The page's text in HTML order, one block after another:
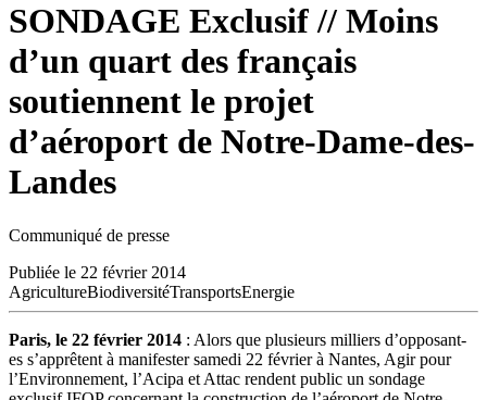
SONDAGE Exclusif // Moins
d’un quart des français
soutiennent le projet
d’aéroport de Notre-Dame-des-
Landes
Communiqué de presse
Publiée le 22 février 2014
AgricultureBiodiversitéTransportsEnergie
Paris, le 22 février 2014 : Alors que plusieurs milliers d’opposant-
es s’apprêtent à manifester samedi 22 février à Nantes, Agir pour
l’Environnement, l’Acipa et Attac rendent public un sondage